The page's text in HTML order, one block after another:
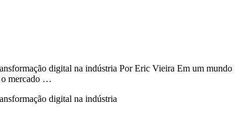
digital na indústria Por Eric Vieira Em um mundo
o mercado …
digital na indústria